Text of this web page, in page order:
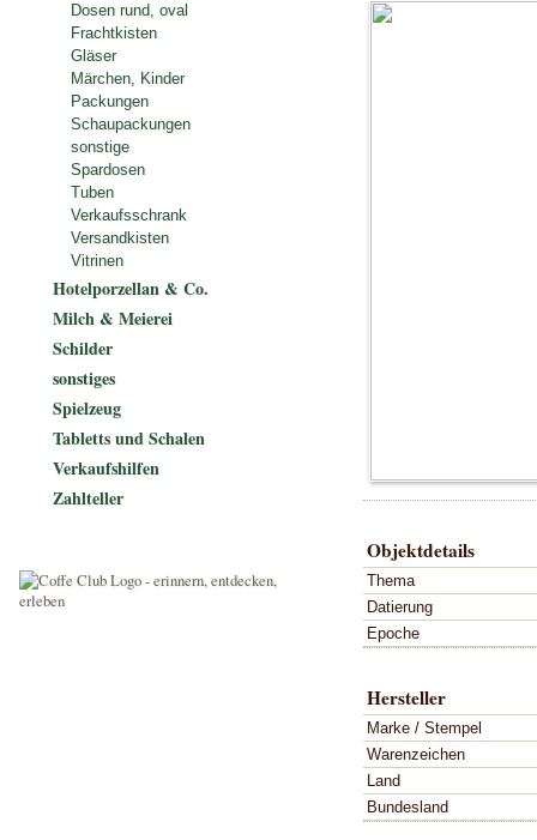
Objektdetails
Thema
Datierung
Epoche
Hersteller
Marke / Stempel
Warenzeichen
Land
Bundesland
Dosen rund, oval
Frachtkisten
Gläser
Märchen, Kinder
Packungen
Schaupackungen
sonstige
Spardosen
Tuben
Verkaufsschrank
Versandkisten
Vitrinen
Hotelporzellan & Co.
Milch & Meierei
Schilder
sonstiges
Spielzeug
Tabletts und Schalen
Verkaufshilfen
Zahlteller